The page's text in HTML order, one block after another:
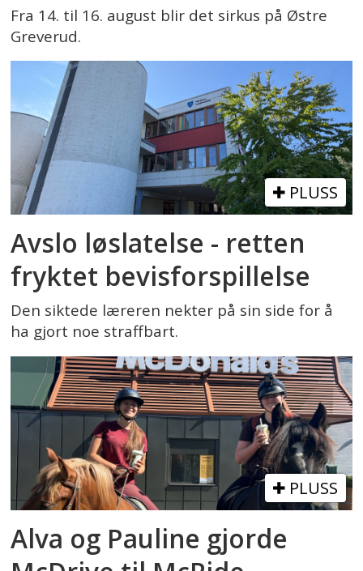
Fra 14. til 16. august blir det sirkus på Østre
Greverud.
PLUSS
Avslo løslatelse - retten
fryktet bevisforspillelse
Den siktede læreren nekter på sin side for å
ha gjort noe straffbart.
PLUSS
Alva og Pauline gjorde